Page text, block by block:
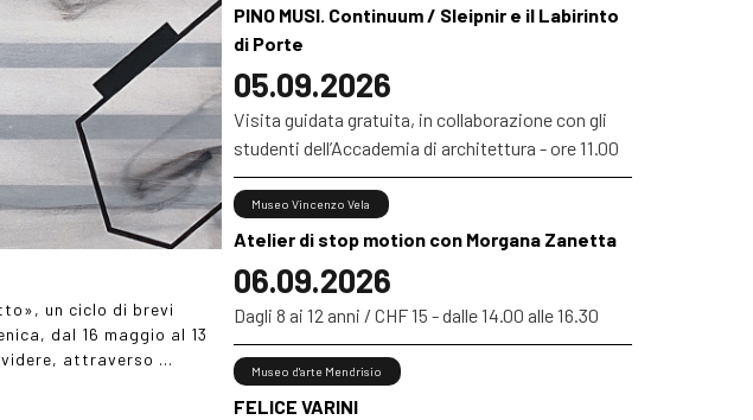
un ciclo di brevi
dal 16 maggio al 13
attraverso …
PINO MUSI. Continuum / Sleipnir e il Labirinto
di Porte
05.09.2026
Visita guidata gratuita, in collaborazione con gli
studenti dell’Accademia di architettura - ore 11.00
Atelier di stop motion con Morgana Zanetta
06.09.2026
Museo Vincenzo Vela
Dagli 8 ai 12 anni / CHF 15 - dalle 14.00 alle 16.30
FELICE VARINI
Museo d'arte Mendrisio